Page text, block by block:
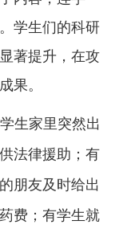
学生们的科研
著提升，在攻
果。
生家里突然出
法律援助；有
朋友及时给出
费；有学生就